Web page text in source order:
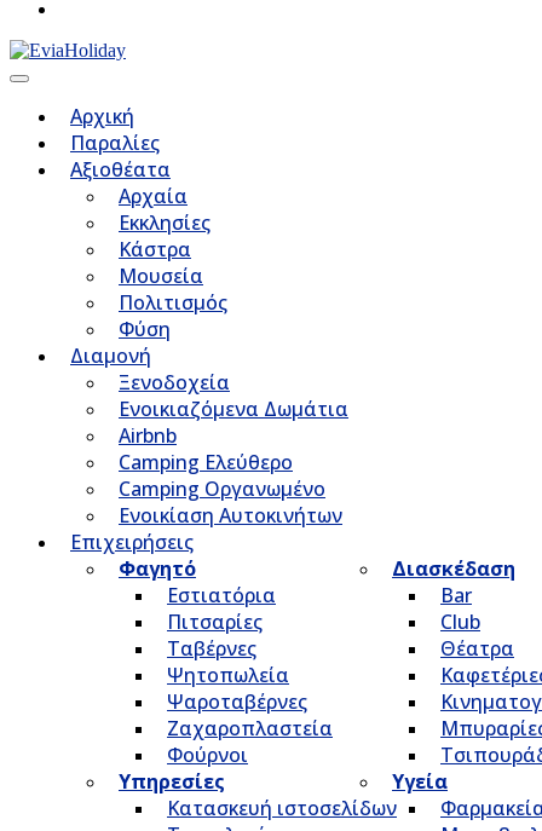
Αρχική
Παραλίες
Αξιοθέατα
Αρχαία
Εκκλησίες
Κάστρα
Μουσεία
Πολιτισμός
Φύση
Διαμονή
Ξενοδοχεία
Ενοικιαζόμενα Δωμάτια
Airbnb
Camping Ελεύθερο
Camping Οργανωμένο
Ενοικίαση Αυτοκινήτων
Επιχειρήσεις
Φαγητό
Εστιατόρια
Πιτσαρίες
Ταβέρνες
Ψητοπωλεία
Ψαροταβέρνες
Ζαχαροπλαστεία
Φούρνοι
Διασκέδαση
Bar
Club
Θέατρα
Υπηρεσίες
Κατασκευή ιστοσελίδων
Υγεία